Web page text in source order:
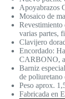
Apoyabrazos
Mosaico de
Revestimiento
varias partes,
Clavijero
Encordado:
CARBONO,
Barniz
de
Peso aprox.
Fabricada en